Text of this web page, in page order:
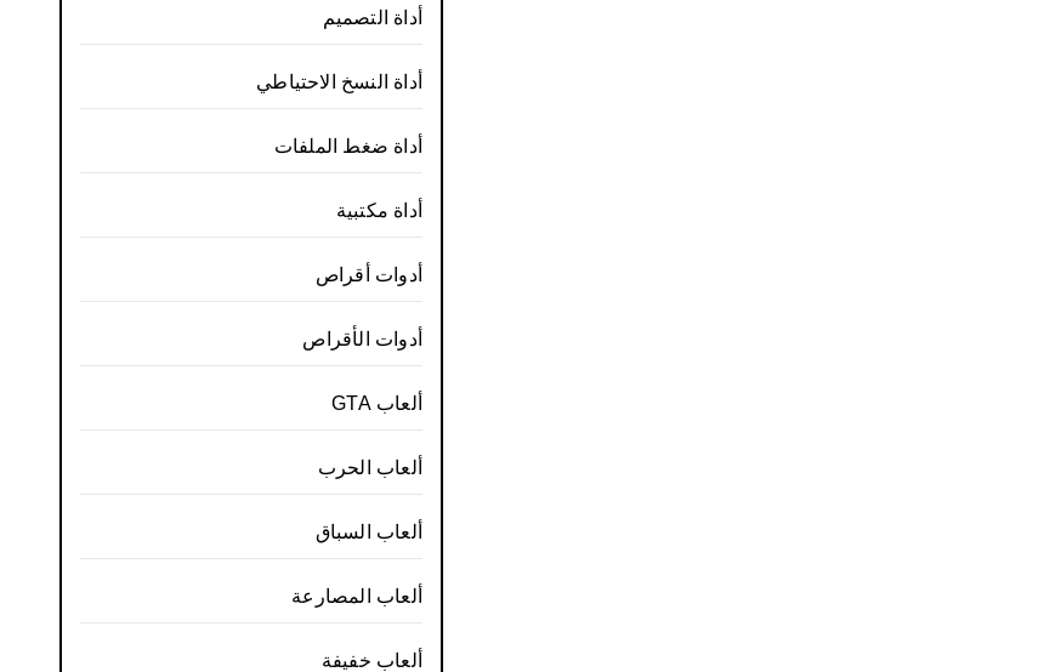
أداة التصميم
أداة النسخ الاحتياطي
أداة ضغط الملفات
أداة مكتبية
أدوات أقراص
أدوات الأقراص
ألعاب GTA
ألعاب الحرب
ألعاب السباق
ألعاب المصارعة
ألعاب خفيفة